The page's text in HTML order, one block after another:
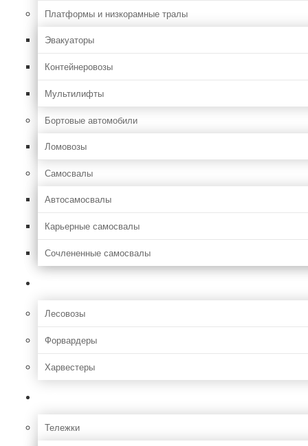
Платформы и низкорамные тралы
Эвакуаторы
Контейнеровозы
Мультилифты
Бортовые автомобили
Ломовозы
Самосвалы
Автосамосвалы
Карьерные самосвалы
Сочлененные самосвалы
Лесовозы
Форвардеры
Харвестеры
Тележки